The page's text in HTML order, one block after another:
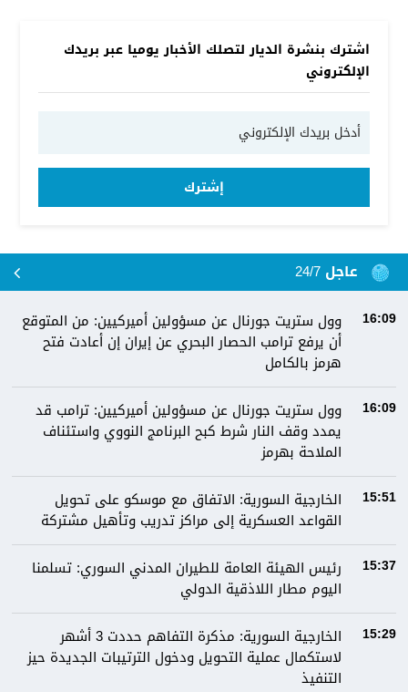
اشترك بنشرة الديار لتصلك الأخبار يوميا عبر بريدك
الإلكتروني
إشترك
عاجل 24/7
16:09
وول ستريت جورنال عن مسؤولين أميركيين: من المتوقع
أن يرفع ترامب الحصار البحري عن إيران إن أعادت فتح
هرمز بالكامل
16:09
وول ستريت جورنال عن مسؤولين أميركيين: ترامب قد
يمدد وقف النار شرط كبح البرنامج النووي واستئناف
الملاحة بهرمز
15:51
الخارجية السورية: الاتفاق مع موسكو على تحويل
القواعد العسكرية إلى مراكز تدريب وتأهيل مشتركة
15:37
رئيس الهيئة العامة للطيران المدني السوري: تسلمنا
اليوم مطار اللاذقية الدولي
15:29
الخارجية السورية: مذكرة التفاهم حددت 3 أشهر
لاستكمال عملية التحويل ودخول الترتيبات الجديدة حيز
التنفيذ